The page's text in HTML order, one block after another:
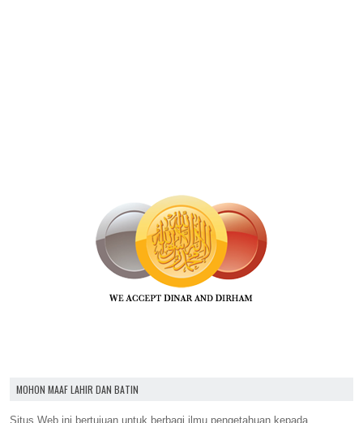
MOHON MAAF LAHIR DAN BATIN
Situs Web ini bertujuan untuk berbagi ilmu pengetahuan kepada